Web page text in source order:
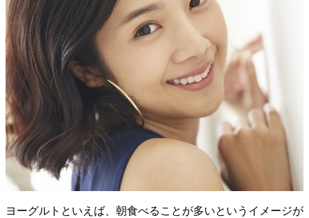
ヨーグルトといえば、朝食べることが多いというイメージが